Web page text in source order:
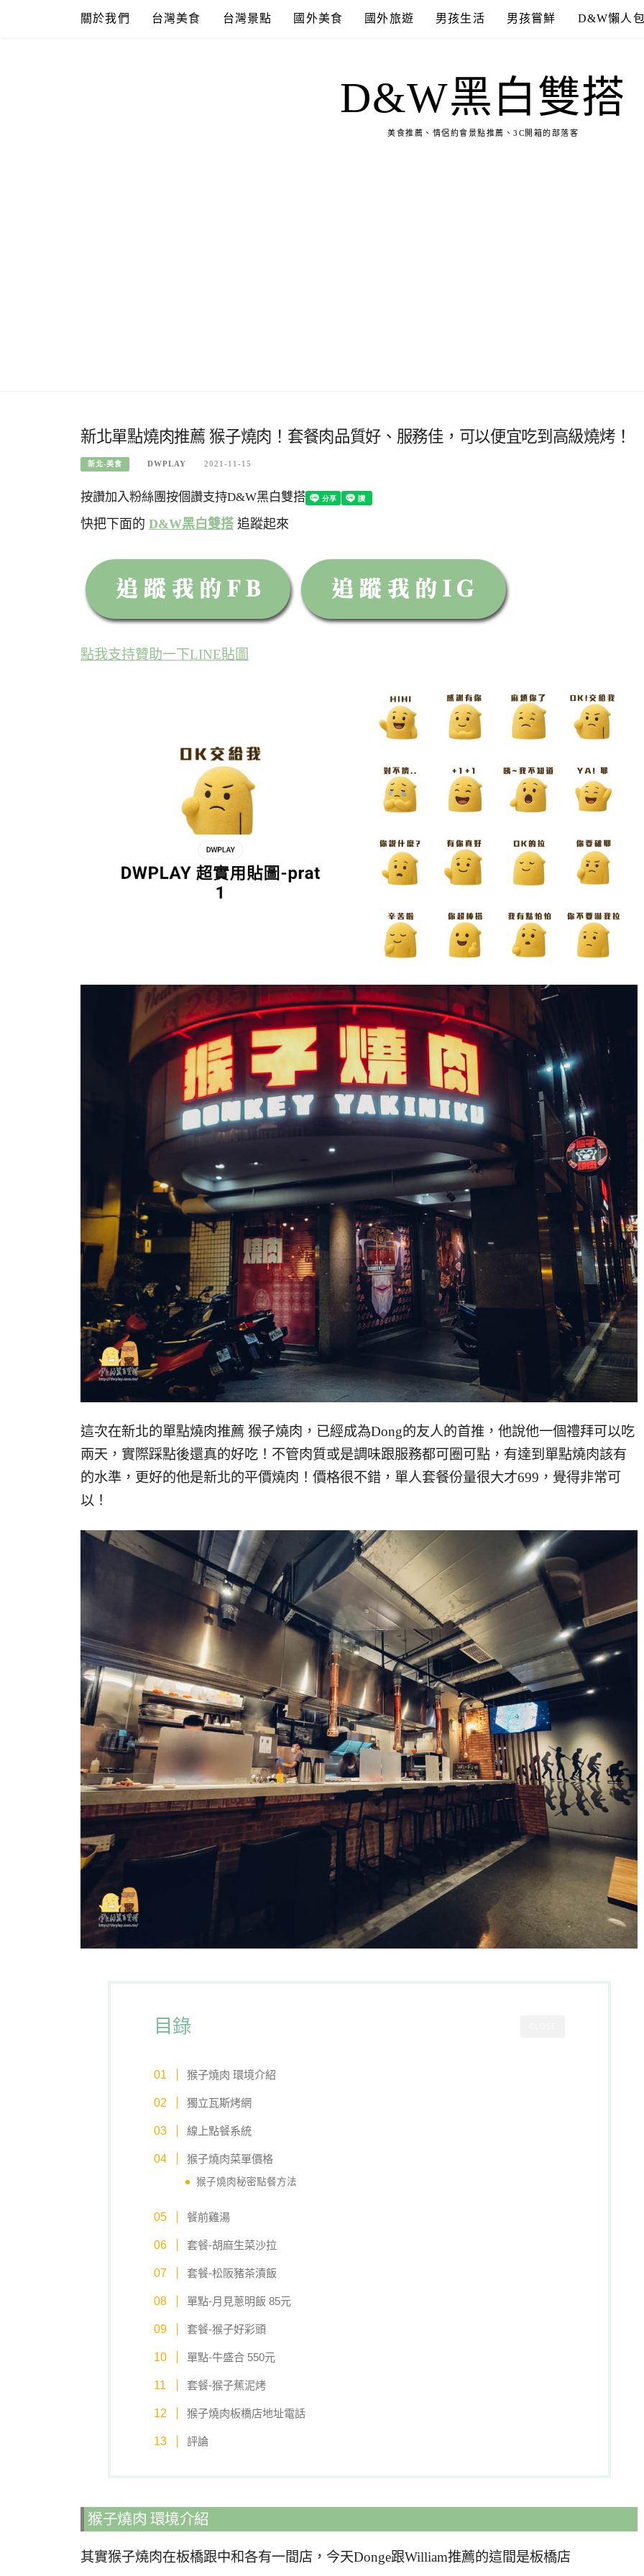
關於我們 台灣美食 台灣景點 國外美食 國外旅遊 男孩生活 男孩嘗鮮 D&W懶人
D&W黑白雙搭
美食推薦、情侶約會景點推薦、3C開箱的部落客
新北單點燒肉推薦 猴子燒肉！套餐肉品質好、服務佳，可以便宜吃到高級燒烤！
新北-美食 DWPLAY 2021-11-15
按讚加入粉絲團按個讚支持D&W黑白雙搭
快把下面的 D&W黑白雙搭 追蹤起來
點我支持贊助一下LINE貼圖
這次在新北的單點燒肉推薦 猴子燒肉，已經成為Dong的友人的首推，他說他一個禮拜可以吃
兩天，實際踩點後還真的好吃！不管肉質或是調味跟服務都可圈可點，有達到單點燒肉該有
的水準，更好的他是新北的平價燒肉！價格很不錯，單人套餐份量很大才699，覺得非常可
以！
目錄
猴子燒肉 環境介紹
獨立瓦斯烤網
線上點餐系統
猴子燒肉菜單價格
猴子燒肉秘密點餐方法
餐前雞湯
套餐-胡麻生菜沙拉
套餐-松阪豬茶漬飯
單點-月見蔥明飯 85元
套餐-猴子好彩頭
單點-牛盛合 550元
套餐-猴子蕉泥烤
猴子燒肉板橋店地址電話
評論
猴子燒肉 環境介紹
其實猴子燒肉在板橋跟中和各有一間店，今天Donge跟William推薦的這間是板橋店